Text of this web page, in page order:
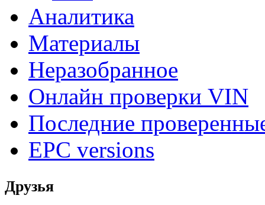
Аналитика
Материалы
Неразобранное
Онлайн проверки VIN
Последние
EPC versions
Друзья